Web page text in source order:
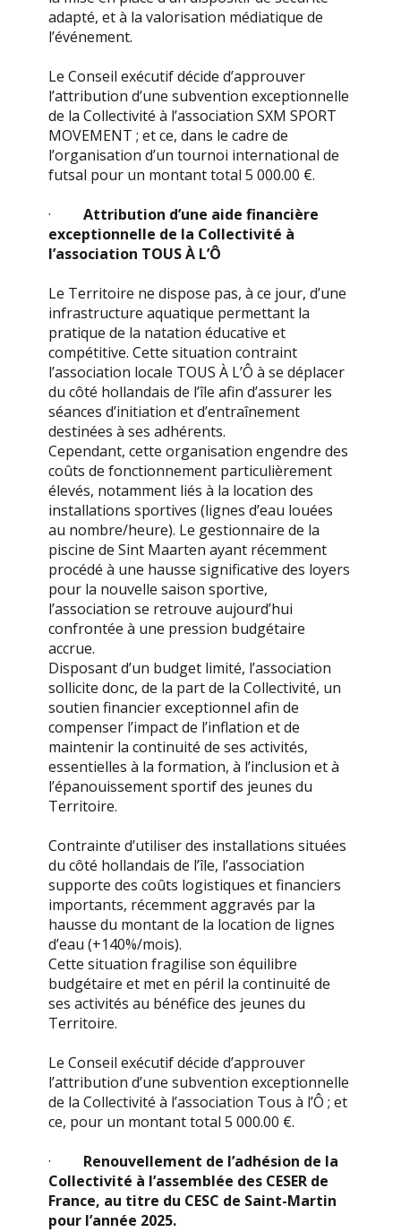
adapté, et à la valorisation médiatique de
l’événement.
Le Conseil exécutif décide d’approuver
l’attribution d’une subvention exceptionnelle
de la Collectivité à l’association SXM SPORT
MOVEMENT ; et ce, dans le cadre de
l’organisation d’un tournoi international de
futsal pour un montant total 5 000.00 €.
·Attribution d’une aide financière
exceptionnelle de la Collectivité à
l’association TOUS À L’Ô
Le Territoire ne dispose pas, à ce jour, d’une
infrastructure aquatique permettant la
pratique de la natation éducative et
compétitive. Cette situation contraint
l’association locale TOUS À L’Ô à se déplacer
du côté hollandais de l’île afin d’assurer les
séances d’initiation et d’entraînement
destinées à ses adhérents.
Cependant, cette organisation engendre des
coûts de fonctionnement particulièrement
élevés, notamment liés à la location des
installations sportives (lignes d’eau louées
au nombre/heure). Le gestionnaire de la
piscine de Sint Maarten ayant récemment
procédé à une hausse significative des loyers
pour la nouvelle saison sportive,
l’association se retrouve aujourd’hui
confrontée à une pression budgétaire
accrue.
Disposant d’un budget limité, l’association
sollicite donc, de la part de la Collectivité, un
soutien financier exceptionnel afin de
compenser l’impact de l’inflation et de
maintenir la continuité de ses activités,
essentielles à la formation, à l’inclusion et à
l’épanouissement sportif des jeunes du
Territoire.
Contrainte d’utiliser des installations situées
du côté hollandais de l’île, l’association
supporte des coûts logistiques et financiers
importants, récemment aggravés par la
hausse du montant de la location de lignes
d’eau (+140%/mois).
Cette situation fragilise son équilibre
budgétaire et met en péril la continuité de
ses activités au bénéfice des jeunes du
Territoire.
Le Conseil exécutif décide d’approuver
l’attribution d’une subvention exceptionnelle
de la Collectivité à l’association Tous à l’Ô ; et
ce, pour un montant total 5 000.00 €.
· Renouvellement de l’adhésion de la
Collectivité à l’assemblée des CESER de
France, au titre du CESC de Saint-Martin
pour l’année 2025.